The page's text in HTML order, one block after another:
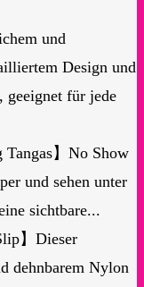
und
Design und
geeignet für jede
Tangas】No Show
und sehen unter
sichtbare...
】Dieser
dehnbarem Nylon